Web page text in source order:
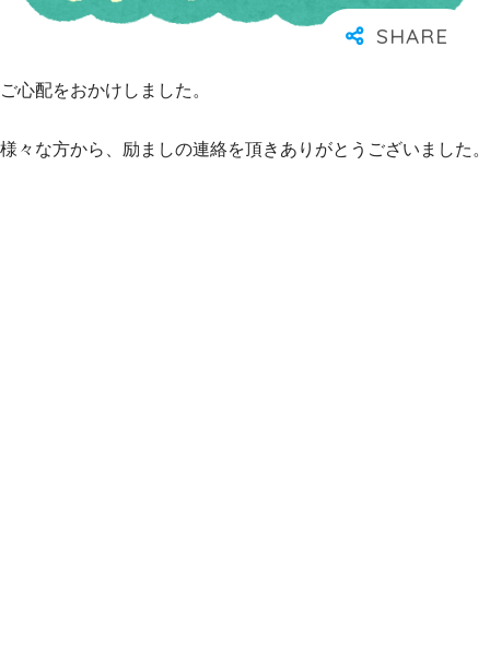
ご心配をおかけしました。
様々な方から、励ましの連絡を頂きありがとうございました。